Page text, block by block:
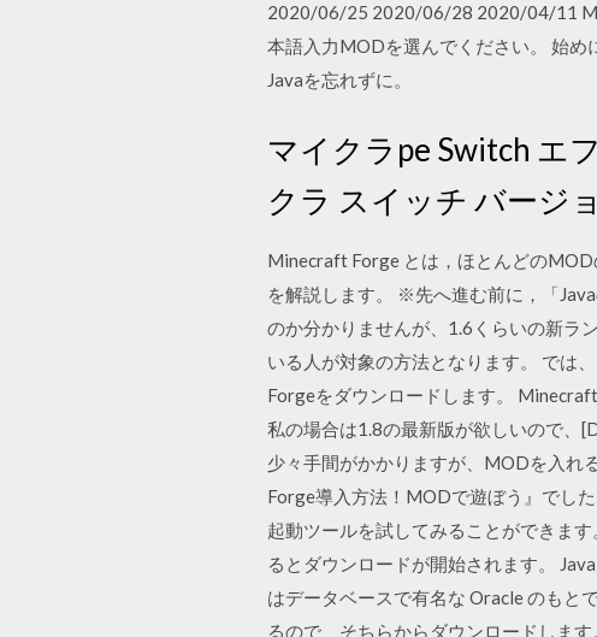
2020/06/25 2020/06/28 2020/04/11
本語入力MODを選んでください。 始
Javaを忘れずに。
マイクラpe Switch エ
クラ スイッチ バージ
Minecraft Forge とは，ほとんどの
を解説します。 ※先へ進む前に，「
のか分かりませんが、1.6くらいの新ラ
いる人が対象の方法となります。 では
Forgeをダウンロードします。
私の場合は1.8の最新版が欲しいので、
少々手間がかかりますが、MODを入れ
Forge導入方法！MODで遊ぼう』でし
起動ツールを試してみることができま
るとダウンロードが開始されます。
はデータベースで有名な Oracle のもと
るので、そちらからダウンロードします